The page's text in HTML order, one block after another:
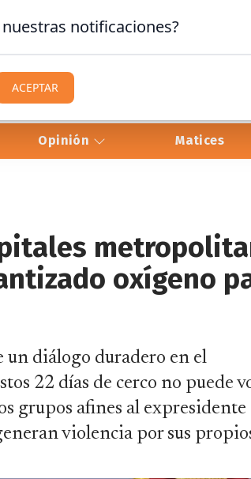
Opinión Matices
oxígeno
un diálogo duradero en el
22 días de cerco no puede
grupos afines al expresidente
violencia por sus
notificaciones?
ACEPTAR